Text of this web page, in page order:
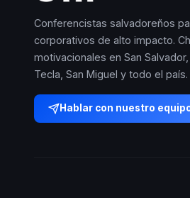
Conferencistas salvadoreños
corporativos de alto impacto.
motivacionales en San Salvador,
Tecla, San Miguel y todo el país.
Hablar con nuestro